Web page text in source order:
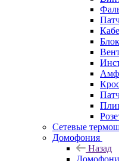
Сетевые
Домофония
Назад